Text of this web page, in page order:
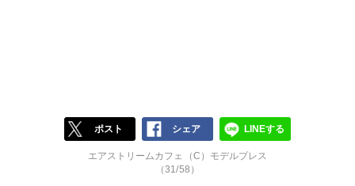
ポスト シェア LINEする
エアストリームカフェ（C）モデルプレス
（31/58）